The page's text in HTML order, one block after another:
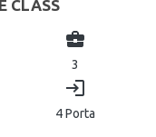
CLASS
business_center
3
login
4 Porta